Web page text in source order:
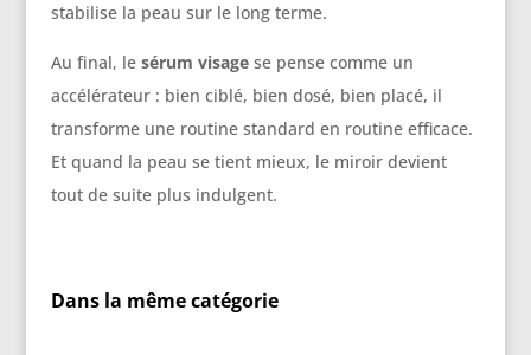
stabilise la peau sur le long terme.
Au final, le sérum visagese pense comme un
accélérateur : bien ciblé, bien dosé, bien placé, il
transforme une routine standard en routine efficace.
Et quand la peau se tient mieux, le miroir devient
tout de suite plus indulgent.
Dans la même catégorie